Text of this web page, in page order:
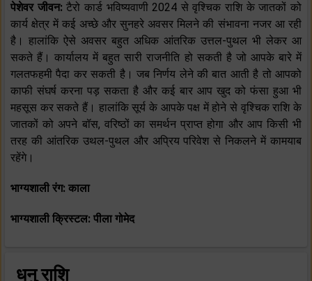
पेशेवर जीवन: टैरो कार्ड भविष्यवाणी 2024 से वृश्चिक राशि के जातकों को
कार्य क्षेत्र में कई अच्छे और सुनहरे अवसर मिलने की संभावना नजर आ रही
है। हालांकि ऐसे अवसर बहुत अधिक आंतरिक उत्तल-पुथल भी लेकर आ
सकते हैं। कार्यालय में बहुत सारी राजनीति हो सकती है जो आपके बारे में
गलतफहमी पैदा कर सकती है। जब निर्णय लेने की बात आती है तो आपको
काफी संघर्ष करना पड़ सकता है और कई बार आप खुद को फंसा हुआ भी
महसूस कर सकते हैं। हालांकि सूर्य के आपके पक्ष में होने से वृश्चिक राशि के
जातकों को अपने बॉस, वरिष्ठों का समर्थन प्राप्त होगा और आप किसी भी
तरह की आंतरिक उथल-पुथल और अप्रिय परिवेश से निकलने में कामयाब
रहेंगे।
भाग्यशाली रंग: काला
भाग्यशाली क्रिस्टल: पीला गोमेद
धनु राशि